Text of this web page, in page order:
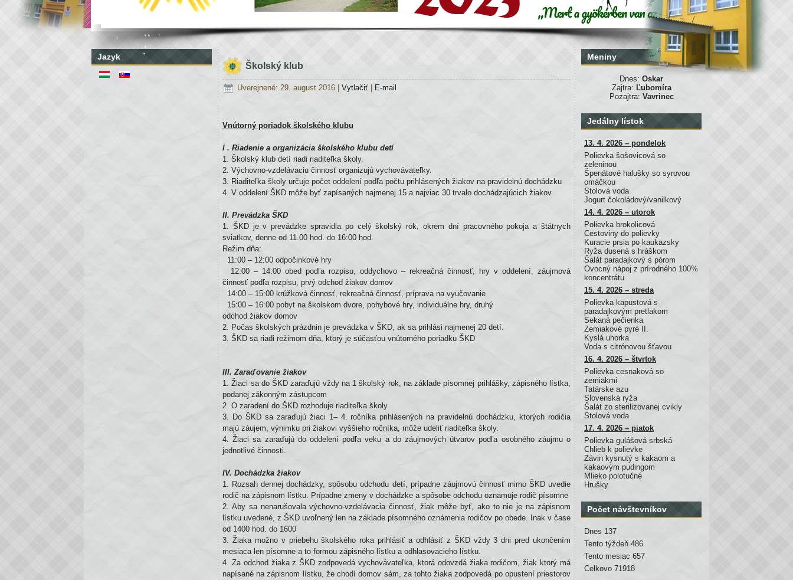
Jazyk
Školský klub
Uverejnené: 29. august 2016 Vytlačiť E-mail
Vnútorný poriadok školského klubu
I . Riadenie a organizácia školského klubu detí
1. Školský klub detí riadi riaditeľka školy.
2. Výchovno-vzdelávaciu činnosť organizujú vychovávateľky.
3. Riaditeľka školy určuje počet oddelení podľa počtu prihlásených žiakov na pravidelnú dochádzku
4. V oddelení ŠKD môže byť zapísaných najmenej 15 a najviac 30 trvalo dochádzajúcich žiakov
II. Prevádzka ŠKD
1. ŠKD je v prevádzke spravidla po celý školský rok, okrem dní pracovného pokoja a štátnych
sviatkov, denne od 11.00 hod. do 16:00 hod.
Režim dňa:
11:00 – 12:00 odpočinkové hry
12:00 – 14:00 obed podľa rozpisu, oddychovo – rekreačná činnosť, hry v oddelení, záujmová
činnosť podľa rozpisu, prvý odchod žiakov domov
14:00 – 15:00 krúžková činnosť, rekreačná činnosť, príprava na vyučovanie
15:00 – 16:00 pobyt na školskom dvore, pohybové hry, individuálne hry, druhý
odchod žiakov domov
2. Počas školských prázdnin je prevádzka v ŠKD, ak sa prihlási najmenej 20 detí.
3. ŠKD sa riadi režimom dňa, ktorý je súčasťou vnútorného poriadku ŠKD
III. Zaraďovanie žiakov
1. Žiaci sa do ŠKD zaraďujú vždy na 1 školský rok, na základe písomnej prihlášky, zápisného lístka,
podanej zákonným zástupcom
2. O zaradení do ŠKD rozhoduje riaditeľka školy
3. Do ŠKD sa zaraďujú žiaci 1– 4. ročníka prihlásených na pravidelnú dochádzku, ktorých rodičia
majú záujem, výnimku pri žiakovi vyššieho ročníka, môže udeliť riaditeľka školy.
4. Žiaci sa zaraďujú do oddelení podľa veku a do záujmových útvarov podľa osobného záujmu o
jednotlivé činnosti.
IV. Dochádzka žiakov
1. Rozsah dennej dochádzky, spôsobu odchodu detí, prípadne záujmovú činnosť mimo ŠKD uvedie
rodič na zápisnom lístku. Prípadne zmeny v dochádzke a spôsobe odchodu oznamuje rodič písomne
2. Aby sa nenarušovala výchovno-vzdelávacia činnosť, žiak môže byť, ako to nie je na zápisnom
lístku uvedené, z ŠKD uvoľnený len na základe písomného oznámenia rodičov po obede. Inak v čase
od 1400 hod. do 1600
3. Žiaka možno v priebehu školského roka prihlásiť a odhlásiť z ŠKD vždy 3 dni pred ukončením
mesiaca len písomne a to formou zápisného lístku a odhlasovacieho lístku.
4. Za odchod žiaka z ŠKD zodpovedá vychovávateľka, ktorá odovzdá žiaka rodičom, žiak ktorý má
napísané na zápisnom lístku, že chodí domov sám, za tohto žiaka zodpovedá po opustení priestorov
Meniny
Dnes: Oskar
Zajtra: Ľubomíra
Pozajtra: Vavrinec
Jedálny lístok
13. 4. 2026 – pondelok
Polievka šošovicová so
zeleninou
Špenátové halušky so syrovou
omáčkou
Stolová voda
Jogurt čokoládový/vanilkový
14. 4. 2026 – utorok
Polievka brokolicová
Cestoviny do polievky
Kuracie prsia po kaukazsky
Ryža dusená s hráškom
Šalát paradajkový s pórom
Ovocný nápoj z prírodného 100%
koncentrátu
15. 4. 2026 – streda
Polievka kapustová s
paradajkovým pretlakom
Sekaná pečienka
Zemiakové pyré II.
Kyslá uhorka
Voda s citrónovou šťavou
16. 4. 2026 – štvrtok
Polievka cesnaková so
zemiakmi
Tatárske azu
Slovenská ryža
Šalát zo sterilizovanej cvikly
Stolová voda
17. 4. 2026 – piatok
Polievka gulášová srbská
Chlieb k polievke
Závin kysnutý s kakaom a
kakaovým pudingom
Mlieko polotučné
Hrušky
Počet návštevníkov
Dnes 137
Tento týždeň 486
Tento mesiac 657
Celkovo 71918